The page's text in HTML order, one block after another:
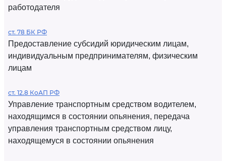
работодателя
ст. 78 БК РФ
Предоставление субсидий юридическим лицам,
индивидуальным предпринимателям, физическим
лицам
ст. 12.8 КоАП РФ
Управление транспортным средством водителем,
находящимся в состоянии опьянения, передача
управления транспортным средством лицу,
находящемуся в состоянии опьянения